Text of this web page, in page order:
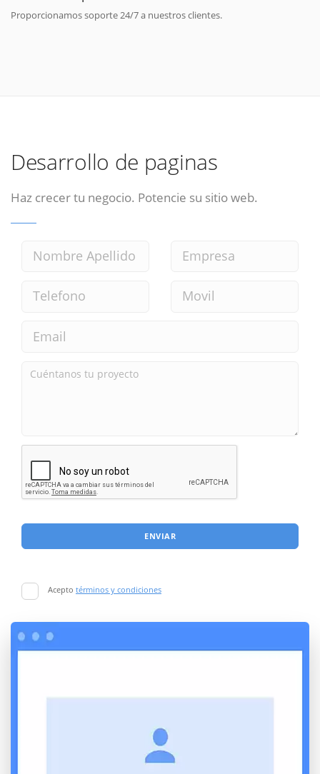
Proporcionamos soporte 24/7 a nuestros clientes.
Desarrollo de paginas
Haz crecer tu negocio. Potencie su sitio web.
ENVIAR
Acepto términos y condiciones